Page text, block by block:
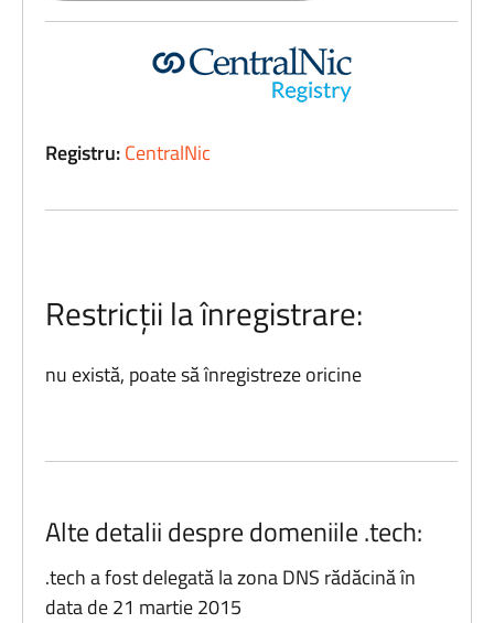
Registru:CentralNic
Restricții la înregistrare:
nu există, poate să înregistreze oricine
Alte detalii despre domeniile .tech:
.tech a fost delegată la zona DNS rădăcină în
data de 21 martie 2015